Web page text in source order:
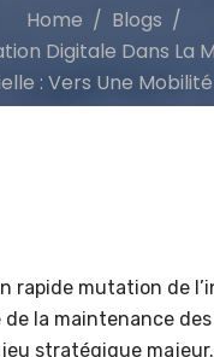
Home
Blogs
Digitale Dans La
: Vers Une
rapide mutation de
la maintenance
stratégique majeur.